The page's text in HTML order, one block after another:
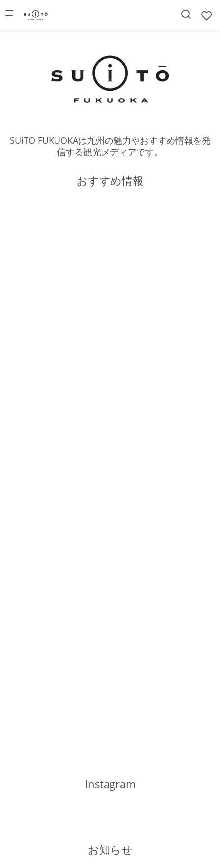
SUiTO FUKUOKAは九州の魅力やおすすめ情報を発
信する観光メディアです。
おすすめ情報
Instagram
お知らせ